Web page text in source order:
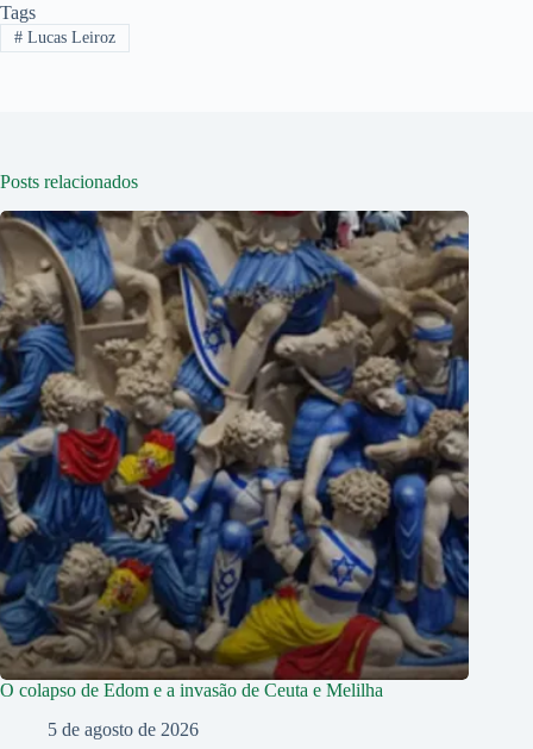
Tags
#Lucas Leiroz
Posts relacionados
O colapso de Edom e a invasão de Ceuta e Melilha
5 de agosto de 2026